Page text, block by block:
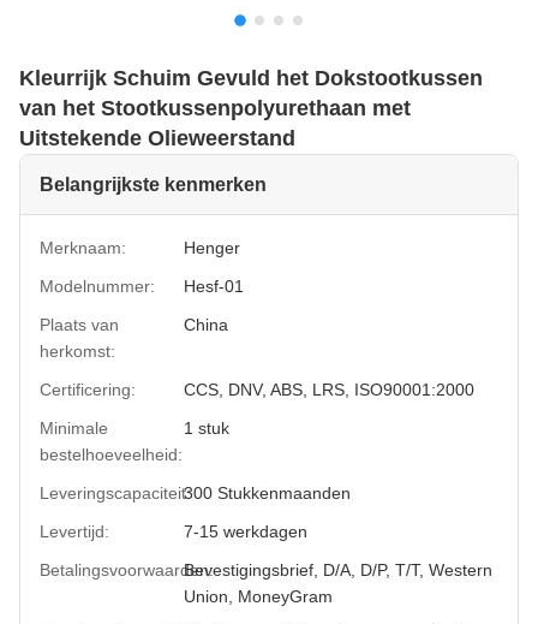
Kleurrijk Schuim Gevuld het Dokstootkussen
van het Stootkussenpolyurethaan met
Uitstekende Olieweerstand
Belangrijkste kenmerken
Merknaam:
Henger
Modelnummer:
Hesf-01
Plaats van
herkomst:
China
Certificering:
CCS, DNV, ABS, LRS, ISO90001:2000
Minimale
bestelhoeveelheid:
1 stuk
Leveringscapaciteit:300 Stukkenmaanden
Levertijd:
7-15 werkdagen
Betalingsvoorwaarden:Bevestigingsbrief, D/A, D/P, T/T, Western
Union, MoneyGram